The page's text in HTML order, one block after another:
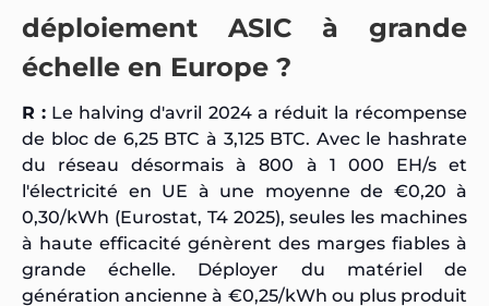
déploiement ASIC à grande
échelle en Europe ?
R : Le halving d'avril 2024 a réduit la récompense
de bloc de 6,25 BTC à 3,125 BTC. Avec le hashrate
du réseau désormais à 800 à 1 000 EH/s et
l'électricité en UE à une moyenne de €0,20 à
0,30/kWh (Eurostat, T4 2025), seules les machines
à haute efficacité génèrent des marges fiables à
grande échelle. Déployer du matériel de
génération ancienne à €0,25/kWh ou plus produit